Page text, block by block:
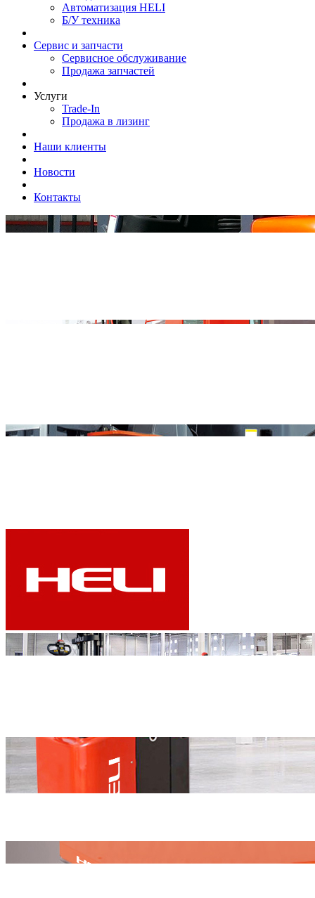
Автоматизация HELI
Б/У техника
Сервис и запчасти
Сервисное обслуживание
Продажа запчастей
Услуги
Trade-In
Продажа в лизинг
Наши клиенты
Новости
Контакты